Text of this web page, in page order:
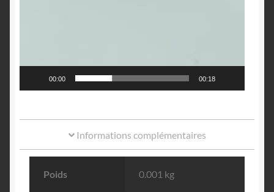
00:00 00:18
Informations complémentaires
Poids 0.001 kg